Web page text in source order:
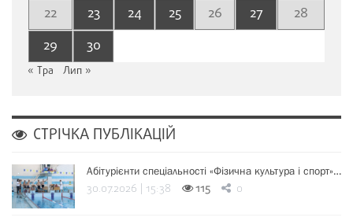
22
23 24 25 26 27
28
29
30
« Тра Лип »
СТРІЧКА ПУБЛІКАЦІЙ
Абітурієнти спеціальності «Фізична культура і спорт»…
30.07.2026 | 15:38 115 0